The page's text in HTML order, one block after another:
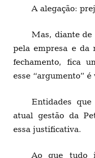
A alegação:
Mas, diante de
pela empresa e da
fechamento, fica
esse “argumento” é
Entidades
atual gestão da
essa justificativa.
Ao que tudo